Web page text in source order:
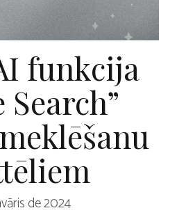
funkcija
de 2024